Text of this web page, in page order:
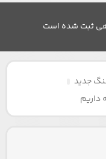
ثبت شده است
جدید
داریم